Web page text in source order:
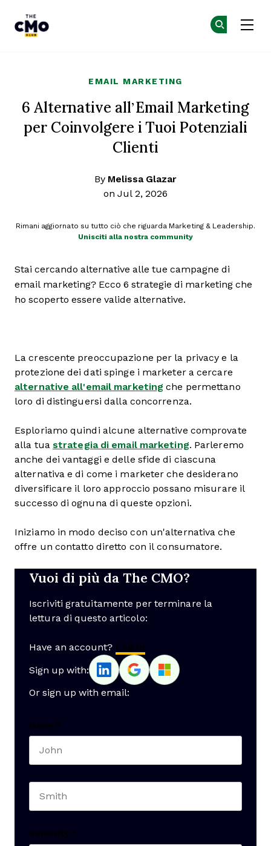
EMAIL MARKETING
6 Alternative all’Email Marketing
per Coinvolgere i Tuoi Potenziali
Clienti
By Melissa Glazar
on Jul 2, 2026
Rimani aggiornato su tutto ciò che riguarda Marketing & Leadership.
Unisciti alla nostra community
Stai cercando alternative alle tue campagne di
email marketing? Ecco 6 strategie di marketing che
ho scoperto essere valide alternative.
La crescente preoccupazione per la privacy e la
protezione dei dati spinge i marketer a cercare
alternative all'email marketing che permettano
loro di distinguersi dalla concorrenza.
Esploriamo quindi alcune alternative comprovate
alla tua strategia di email marketing. Parleremo
anche dei vantaggi e delle sfide di ciascuna
alternativa e di come i marketer che desiderano
diversificare il loro approccio possano misurare il
successo di ognuna di queste opzioni.
Iniziamo in modo deciso con un'alternativa che
offre un contatto diretto con il consumatore.
Vuoi di più da The CMO?
Iscriviti gratuitamente per terminare la
lettura di questo articolo:
Have an account? Log In
Sign up with:
Or sign up with email:
Name *
Seniority *